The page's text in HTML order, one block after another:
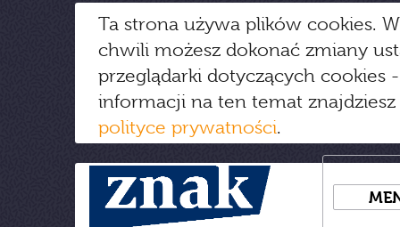
Ta strona używa plików cookies.
chwili możesz dokonać zmiany
przeglądarki dotyczących cookies
informacji na ten temat
polityce prywatności.